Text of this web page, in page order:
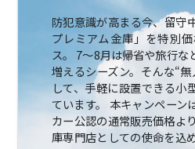
防犯意識が高まる今、留守
プレミアム金庫」を特別
ス。 7～8月は帰省や旅行な
増えるシーズン。そんな“
して、手軽に設置できる小
ています。 本キャンペーン
カー公認の通常販売価格よ
庫専門店としての使命を込